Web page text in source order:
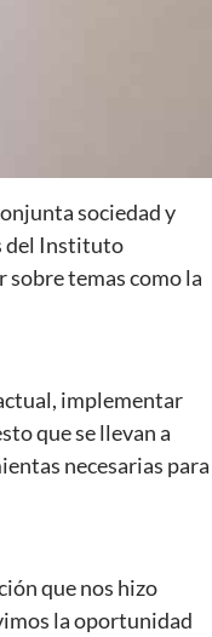
sociedad y
del Instituto
sobre temas como la
implementar
que se llevan a
necesarias para
que nos hizo
la oportunidad